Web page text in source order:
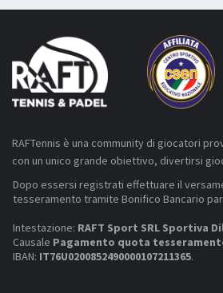
RAFTennis è una community di giocatori
con un unico grande obiettivo, divertirsi
Dopo essersi registrati effettuare il
tesseramento tramite Bonifico Bancario
Intestazione: RAFT Sport SRL Sportiva
Causale Pagamento quota tesseramento,
IBAN: IT76U0200852490000107211365.